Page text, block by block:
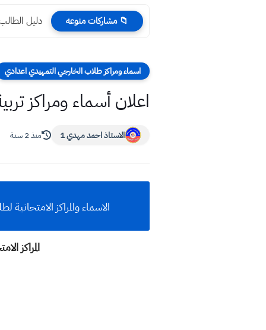
📁 مشاركات منوعه دليل الطالب
اسماء ومراكز طلاب الخارجي التمهيدي اعدادي
اعلان أسماء ومراكز
الاستاذ احمد مهدي 1 منذ 2 سنة
الاسماء والمراكز
المراكز